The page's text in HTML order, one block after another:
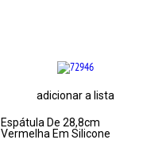
adicionar a lista
Espátula De 28,8cm
Vermelha Em Silicone